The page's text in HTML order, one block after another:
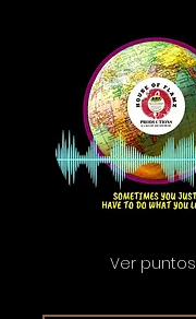
Ver puntos